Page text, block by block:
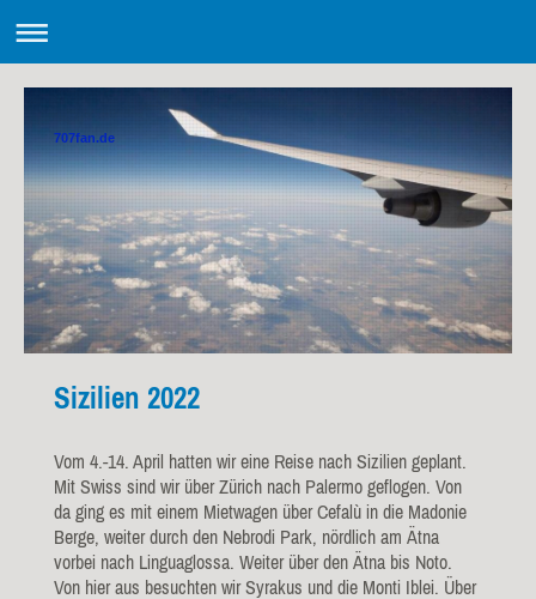
707fan.de
Sizilien 2022
Vom 4.-14. April hatten wir eine Reise nach Sizilien geplant.
Mit Swiss sind wir über Zürich nach Palermo geflogen. Von
da ging es mit einem Mietwagen über Cefalù in die Madonie
Berge, weiter durch den Nebrodi Park, nördlich am Ätna
vorbei nach Linguaglossa. Weiter über den Ätna bis Noto.
Von hier aus besuchten wir Syrakus und die Monti Iblei. Über